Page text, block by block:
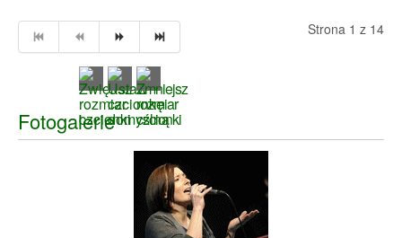
Strona 1 z 14
Fotogalerie